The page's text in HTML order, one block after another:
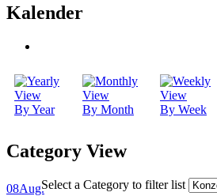
Kalender
By Year By Month By Week
Category View
Select a Category to filter list
08Aug.